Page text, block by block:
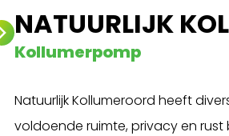
NATUURLIJK
Kollumerpomp
Natuurlijk Kollumeroord heeft
voldoende ruimte, privacy en